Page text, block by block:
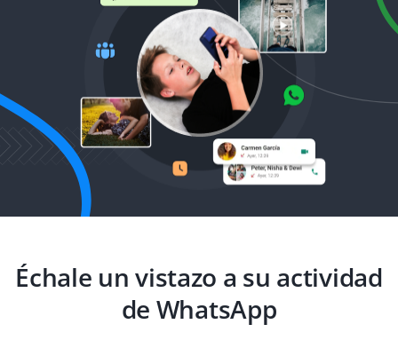
Échale un vistazo a su actividad
de WhatsApp